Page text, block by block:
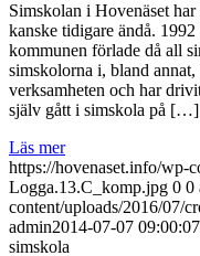
Simskolan i Hovenäset
kanske tidigare ändå.
kommunen förlade då all
simskolorna i, bland
verksamheten och har
själv gått i simskola på […]
Läs mer
https://hovenaset.info/wp-
Logga.13.C_komp.jpg 0 0
content/uploads/2016/07/
admin2014-07-07 09:00:07
simskola